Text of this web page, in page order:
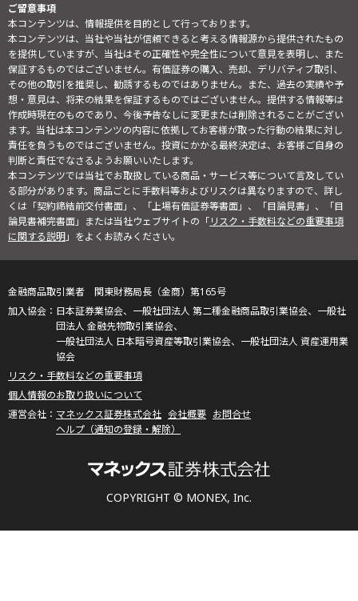
ご留意事項
本コンテンツは、情報提供を目的として行っております。
本コンテンツは、当社や当社が信頼できると考える情報源から提供されたもの
を提供していますが、当社はその正確性や完全性について意見を表明し、また
保証するものではございません。有価証券の購入、売却、デリバティブ取引、
その他の取引を推奨し、勧誘するものではありません。また、過去の実績や予
想・意見は、将来の結果を保証するものではございません。提供する情報等は
作成時現在のものであり、今後予告なしに変更または削除されることがござい
ます。当社は本コンテンツの内容に依拠してお客様が取った行動の結果に対し
責任を負うものではございません。投資にかかる最終決定は、お客様ご自身の
判断と責任でなさるようお願いいたします。
本コンテンツでは当社でお取扱している商品・サービス等について言及してい
る部分があります。商品ごとに手数料等およびリスクは異なりますので、詳し
くは「契約締結前交付書面」、「上場有価証券等書面」、「目論見書」、「目
論見書補完書面」または当社ウェブサイトの「リスク・手数料などの重要事項
に関する説明」をよくお読みください。
COPYRIGHT © MONEX, Inc.
金融商品取引業者 関東財務局長（金商）第165号
日本証券業協会、一般社団法人 第二種金融商品取引業協会、一般社
団法人 金融先物取引業協会、
一般社団法人 日本暗号資産等取引業協会、一般社団法人 資産運用業
協会
リスク・手数料などの重要事項
個人情報のお取り扱いについて
マネックス証券株式会社 会社概要 お問合せ
ヘルプ（通知の登録・解除）